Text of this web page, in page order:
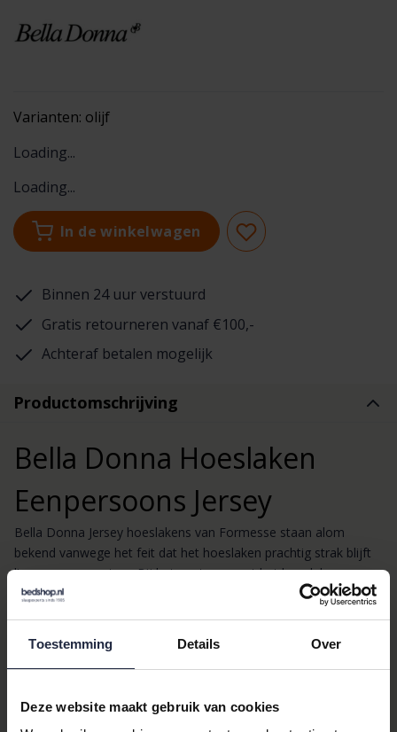
Toestemming Details Over
Deze website maakt gebruik van cookies
Varianten: olijf
Loading...
Loading...
In de winkelwagen
Binnen 24 uur verstuurd
Gratis retourneren vanaf €100,-
Achteraf betalen mogelijk
Productomschrijving
Bella Donna Hoeslaken
Eenpersoons Jersey
Bella Donna Jersey hoeslakens van Formesse staan alom
bekend vanwege het feit dat het hoeslaken prachtig strak blijft
liggen op uw matras. Bij het opstaan oogt het hoeslaken
onbeslapen! De Bella Donna hoeslakens hebben daarbij een erg
toepassing van Aloë Vera en zijdeproteïne. Aloë Vera en
zijdeproteïne geven de hoeslakens het zijdeachtige gevoel en